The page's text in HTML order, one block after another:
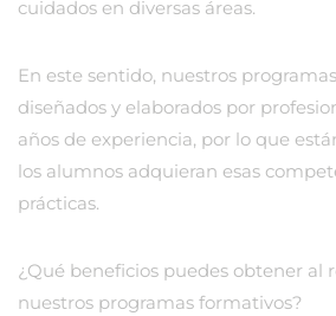
cuidados en diversas áreas.
En este sentido, nuestros
diseñados y elaborados por
años de experiencia, por lo que
los alumnos adquieran esas
prácticas.
¿Qué beneficios puedes obtener al
nuestros programas formativos?